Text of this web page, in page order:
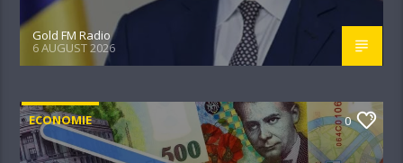
Gold FM Radio
6 AUGUST 2026
ECONOMIE 0